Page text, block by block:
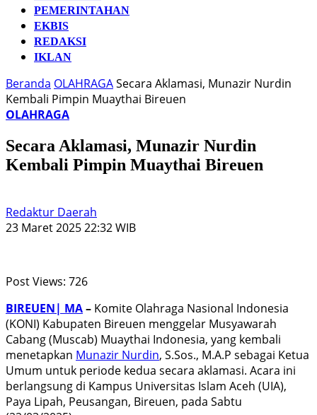
PEMERINTAHAN
EKBIS
REDAKSI
IKLAN
Beranda OLAHRAGASecara Aklamasi, Munazir Nurdin
Kembali Pimpin Muaythai Bireuen
OLAHRAGA
Secara Aklamasi, Munazir Nurdin
Kembali Pimpin Muaythai Bireuen
Redaktur Daerah
23 Maret 2025 22:32 WIB
Post Views: 726
BIREUEN| MA– Komite Olahraga Nasional Indonesia
(KONI) Kabupaten Bireuen menggelar Musyawarah
Cabang (Muscab) Muaythai Indonesia, yang kembali
menetapkan Munazir Nurdin, S.Sos., M.A.P sebagai Ketua
Umum untuk periode kedua secara aklamasi. Acara ini
berlangsung di Kampus Universitas Islam Aceh (UIA),
Paya Lipah, Peusangan, Bireuen, pada Sabtu